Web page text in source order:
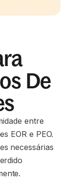
De
entre
EOR e PEO.
necessárias